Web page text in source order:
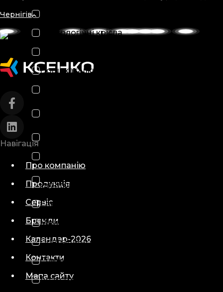
Гінекологічні крісла
Ноші-каталки медичні
монітори
Електронейроміографи
Медичні кушетки
Операційні світильники
Спинальні дошки
Апарати електрохірургічні
Чернігів
Навігація
Про компанію
Продукція
Сервіс
Бренди
Календар-2026
Контакти
Мапа сайту